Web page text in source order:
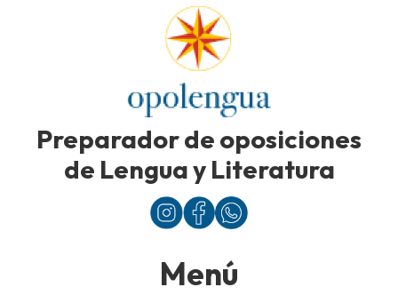
Preparador de oposiciones
de Lengua y Literatura
Menú